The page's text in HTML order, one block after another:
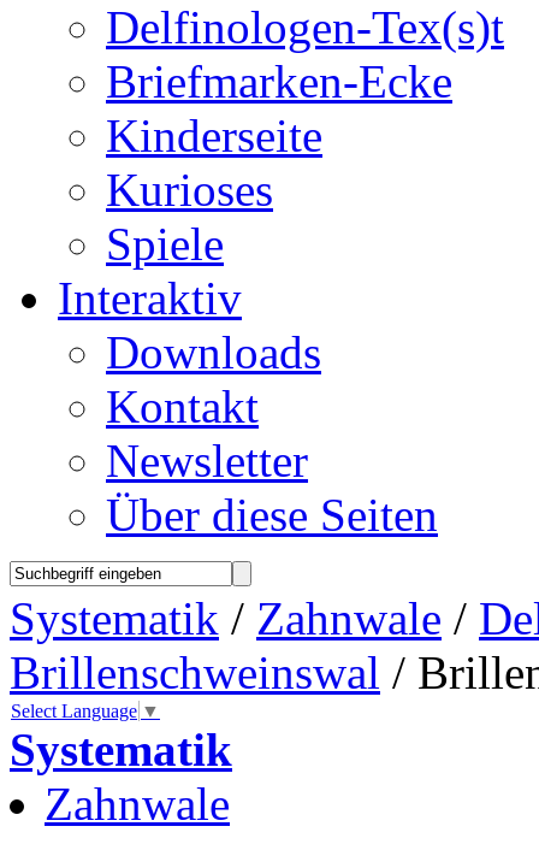
Delfinologen-Tex(s)t
Briefmarken-Ecke
Kinderseite
Kurioses
Spiele
Interaktiv
Downloads
Kontakt
Newsletter
Über diese Seiten
Systematik / Zahnwale /
Brillenschweinswal /
Select Language ▼
Systematik
Zahnwale